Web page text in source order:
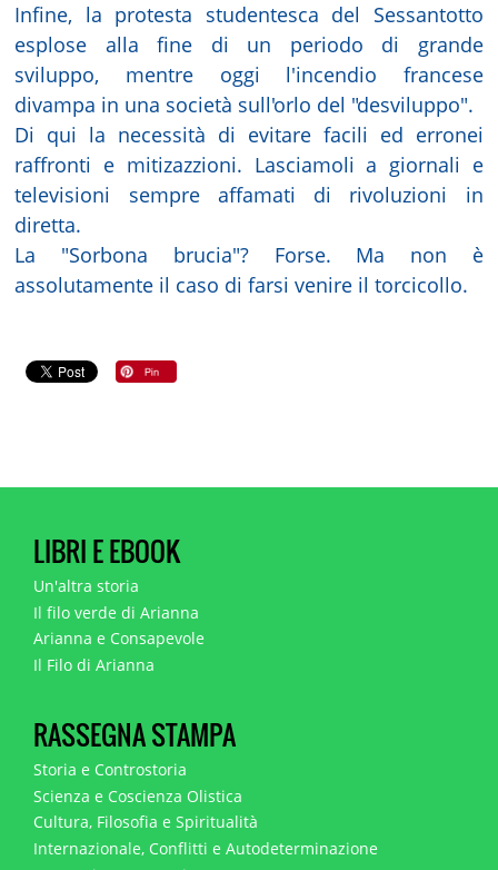
Infine, la protesta studentesca del Sessantotto
esplose alla fine di un periodo di grande
sviluppo, mentre oggi l'incendio francese
divampa in una società sull'orlo del "desviluppo".
Di qui la necessità di evitare facili ed erronei
raffronti e mitizazzioni. Lasciamoli a giornali e
televisioni sempre affamati di rivoluzioni in
diretta.
La "Sorbona brucia"? Forse. Ma non è
assolutamente il caso di farsi venire il torcicollo.
LIBRI E EBOOK
Un'altra storia
Il filo verde di Arianna
Arianna e Consapevole
Il Filo di Arianna
RASSEGNA STAMPA
Storia e Controstoria
Scienza e Coscienza Olistica
Cultura, Filosofia e Spiritualità
Internazionale, Conflitti e Autodeterminazione